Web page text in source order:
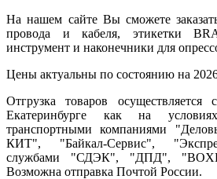
На нашем сайте Вы сможете
провода и кабеля, этикетки
инструмент и наконечники для
Цены актуальны по состоянию на
Отгрузка товаров
Екатеринбурге как на
транспортными компаниями
КИТ", "Байкал-Сервис",
службами "СДЭК", "ДПД",
Возможна отправка Почтой России.